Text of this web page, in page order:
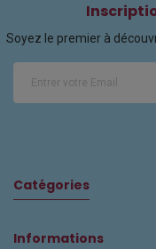
Soyez le premier à
Catégories
Informations